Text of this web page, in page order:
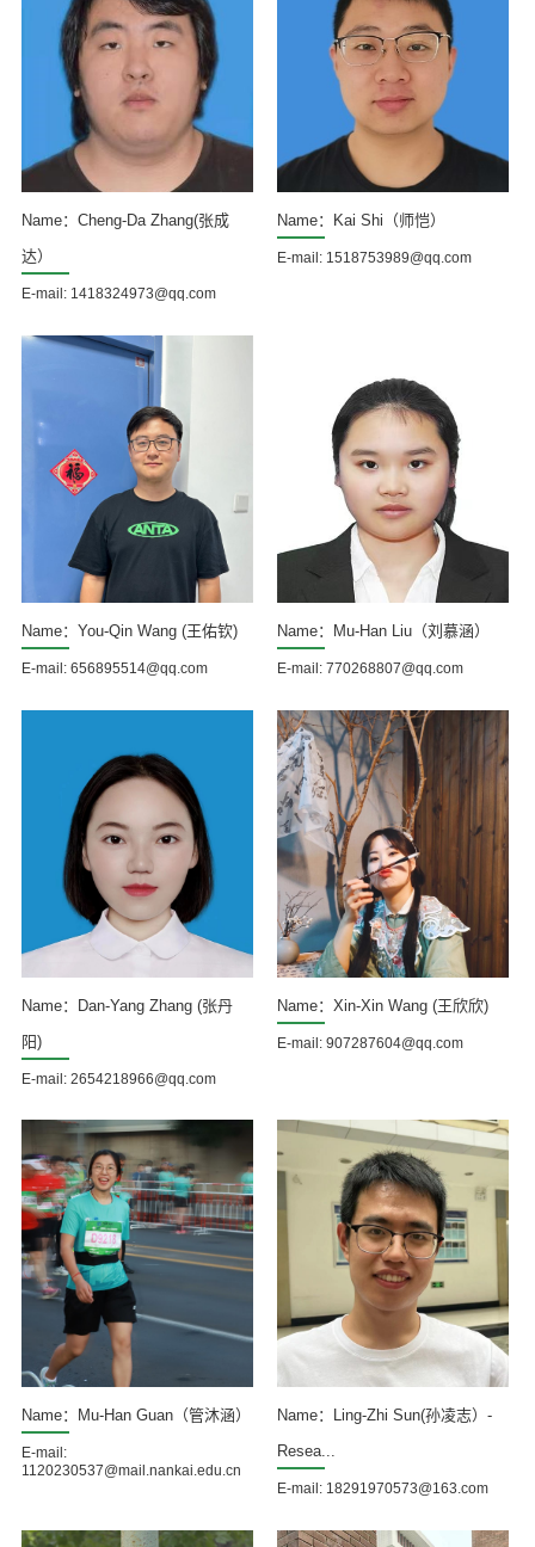
Name：Cheng-Da Zhang(张成
达）
E-mail: 1418324973@qq.com
Name：Kai Shi（师恺）
E-mail: 1518753989@qq.com
Name：You-Qin Wang (王佑钦)
E-mail: 656895514@qq.com
Name：Mu-Han Liu（刘慕涵）
E-mail: 770268807@qq.com
Name：Dan-Yang Zhang (张丹
阳)
E-mail: 2654218966@qq.com
Name：Xin-Xin Wang (王欣欣)
E-mail: 907287604@qq.com
Name：Mu-Han Guan（管沐涵）
E-mail:
1120230537@mail.nankai.edu.cn
Name：Ling-Zhi Sun(孙凌志）-
Resea...
E-mail: 18291970573@163.com